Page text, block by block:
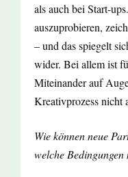
als auch bei Start-
auszuprobieren,
– und das spiegelt
wider. Bei allem ist
Miteinander auf
Kreativprozess nicht
Wie können neue
welche Bedingungen